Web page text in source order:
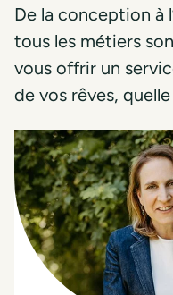
De la conception à
tous les métiers
vous offrir un
de vos rêves,